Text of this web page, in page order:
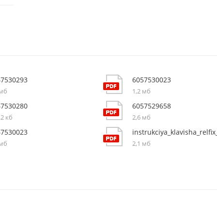
6057530023
1,2 мб
кб
6057529658
2,6 мб
2,1 мб